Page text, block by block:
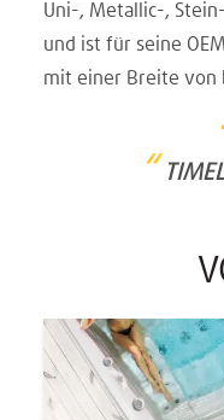
Uni-, Metallic-,
und ist für seine
mit einer Breite von
“